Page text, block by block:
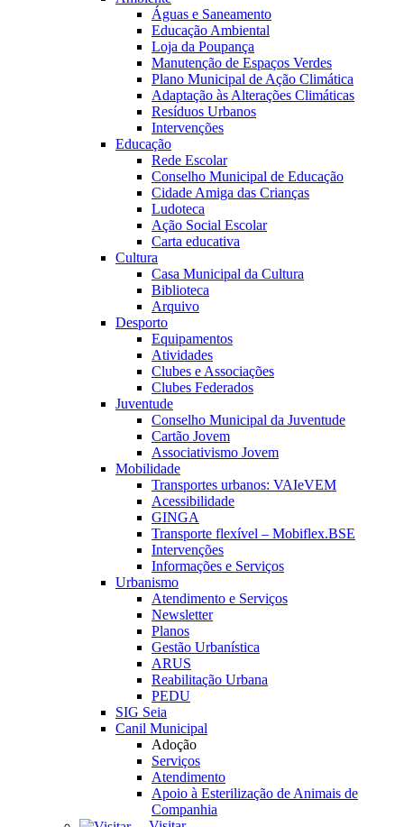
Águas e Saneamento
Educação Ambiental
Loja da Poupança
Manutenção de Espaços Verdes
Plano Municipal de Ação Climática
Adaptação às Alterações Climáticas
Resíduos Urbanos
Intervenções
Educação
Rede Escolar
Conselho Municipal de Educação
Cidade Amiga das Crianças
Ludoteca
Ação Social Escolar
Carta educativa
Cultura
Casa Municipal da Cultura
Biblioteca
Arquivo
Desporto
Equipamentos
Atividades
Clubes e Associações
Clubes Federados
Juventude
Conselho Municipal da Juventude
Cartão Jovem
Associativismo Jovem
Mobilidade
Transportes urbanos: VAIeVEM
Acessibilidade
GINGA
Transporte flexível – Mobiflex.BSE
Intervenções
Informações e Serviços
Urbanismo
Atendimento e Serviços
Newsletter
Planos
Gestão Urbanística
ARUS
Reabilitação Urbana
PEDU
SIG Seia
Canil Municipal
Adoção
Serviços
Atendimento
Apoio à Esterilização de Animais de
Companhia